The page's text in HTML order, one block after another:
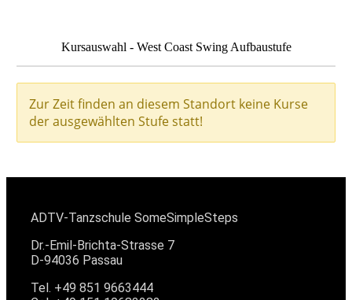
Kursauswahl - West Coast Swing Aufbaustufe
ADTV-Tanzschule SomeSimpleSteps
Dr.-Emil-Brichta-Strasse 7
D-94036 Passau
Tel. +49 851 9663444